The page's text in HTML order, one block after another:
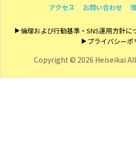
アクセス
お問い合わせ
倫理および行動基準・SNS運用方針に
プライバシーポ
Copyright © 2026 Heiseikai